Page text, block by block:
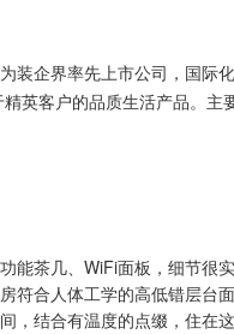
装企界率先上市公司，国际
英客户的品质生活产品。主
能茶几、WiFi面板，细节很
符合人体工学的高低错层台
，结合有温度的点缀，住在